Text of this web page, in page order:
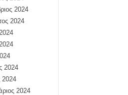
2024
2024
2024
2024
2024